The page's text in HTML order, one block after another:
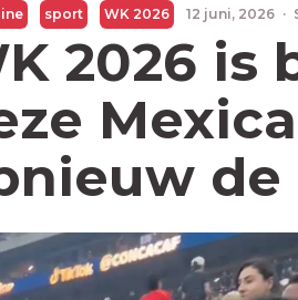
sport WK 2026 12 juni, 2026 ·
2026 is
de